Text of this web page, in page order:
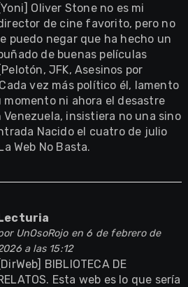
[Yoni] Oliver Stone no es mi
de cine favorito, pero no
puedo negar que ha hecho un
de buenas películas
JFK, Asesinos por
vez más político él, lamento
momento ni ahora el desastre
insistiera no una sino
Nacido el cuatro de julio
Web No Basta.
UnOsoRojoen 6 de febrero de
a las 15:12
[DirWeb] BIBLIOTECA DE
Esta web es lo que sería